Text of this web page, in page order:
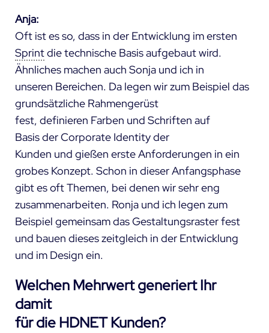
Anja:
Oft ist es so, dass in der Entwicklung im ersten
Sprintdie technische Basis aufgebaut wird.
Ähnliches machen auch Sonja und ich in
unseren Bereichen. Da legen wir zum Beispiel das
grundsätzliche Rahmengerüst
fest, definieren Farben und Schriften auf
Basis der Corporate Identity der
Kunden und gießen erste Anforderungen in ein
grobes Konzept. Schon in dieser Anfangsphase
gibt es oft Themen, bei denen wir sehr eng
zusammenarbeiten. Ronja und ich legen zum
Beispiel gemeinsam das Gestaltungsraster fest
und bauen dieses zeitgleich in der Entwicklung
und im Design ein.
Welchen Mehrwert generiert Ihr
damit
für die HDNET Kunden?